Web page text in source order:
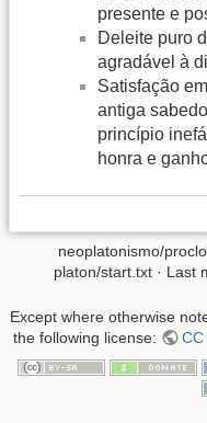
presente e
Deleite puro
agradável à
Satisfação
antiga
princípio
honra e
neoplatonismo/
platon/start.txt · Last
Except where otherwise
the following license: